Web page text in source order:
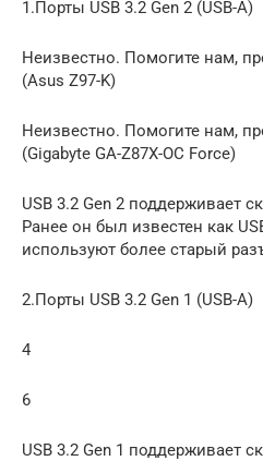
1.Порты USB 3.2 Gen 2 (USB-A)
Неизвестно. Помогите нам,
(Asus Z97-K)
Неизвестно. Помогите нам,
(Gigabyte GA-Z87X-OC Force)
USB 3.2 Gen 2 поддерживает
Ранее он был известен как
используют более старый
2.Порты USB 3.2 Gen 1 (USB-A)
4
6
USB 3.2 Gen 1 поддерживает